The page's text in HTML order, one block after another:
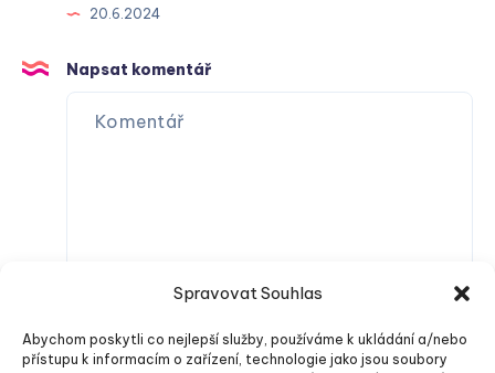
Spravovat Souhlas
Abychom poskytli co nejlepší služby, používáme k ukládání a/nebo
přístupu k informacím o zařízení, technologie jako jsou soubory
20.6.2024
Napsat komentář